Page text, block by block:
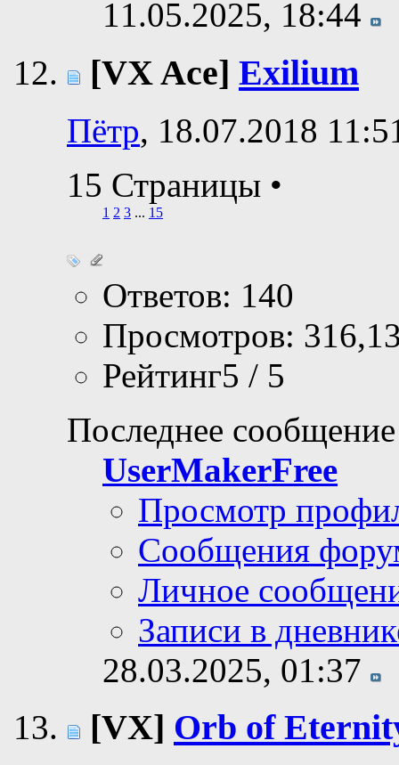
11.05.2025, 18:44
[VX Ace] Exilium
Пётр, 18.07.2018
15 Страницы •
1 2 3 ... 15
Ответов: 140
Просмотров:
Рейтинг5 / 5
Последнее
UserMakerFree
Просмотр
Сообщения
Личное
Записи в
28.03.2025, 01:37
[VX] Orb of